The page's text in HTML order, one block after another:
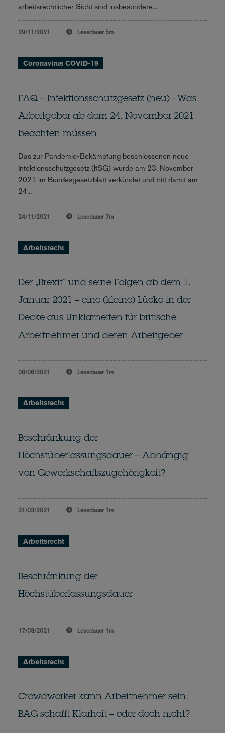
arbeitsrechtlicher Sicht sind insbesondere...
29/11/2021 Lesedauer 5m
Coronavirus COVID-19
FAQ – Infektionsschutzgesetz (neu) - Was
Arbeitgeber ab dem 24. November 2021
beachten müssen
Das zur Pandemie-Bekämpfung beschlossenen neue
Infektionsschutzgesetz (IfSG) wurde am 23. November
2021 im Bundesgesetzblatt verkündet und tritt damit am
24...
24/11/2021 Lesedauer 7m
Arbeitsrecht
Der „Brexit“ und seine Folgen ab dem 1.
Januar 2021 – eine (kleine) Lücke in der
Decke aus Unklarheiten für britische
Arbeitnehmer und deren Arbeitgeber
08/06/2021 Lesedauer 1m
Arbeitsrecht
Beschränkung der
Höchstüberlassungsdauer – Abhängig
von Gewerkschaftszugehörigkeit?
31/03/2021 Lesedauer 1m
Arbeitsrecht
Beschränkung der
Höchstüberlassungsdauer
17/03/2021 Lesedauer 1m
Arbeitsrecht
Crowdworker kann Arbeitnehmer sein:
BAG schafft Klarheit – oder doch nicht?